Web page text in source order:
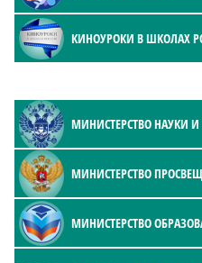
КИНОУРОКИ В ШКОЛАХ
МИНИСТЕРСТВО НАУКИ
МИНИСТЕРСТВО
МИНИСТЕРСТВО